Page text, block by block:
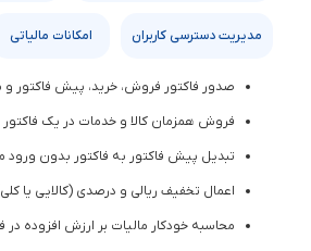
مدیریت دسترسی کاربران امکانات مالیاتی
صدور فاکتور فروش، خرید، پیش‌ فاکتور و
فروش همزمان کالا و خدمات در یک فاکتور
تبدیل پیش ‌فاکتور به فاکتور بدون ورود
اعمال تخفیف ریالی و درصدی (کالایی یا
محاسبه خودکار مالیات بر ارزش افزوده در